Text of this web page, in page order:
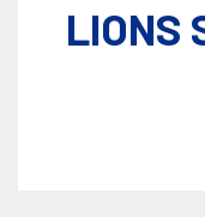
LIONS